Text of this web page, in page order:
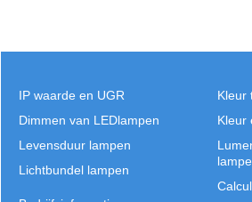
Kleur
Kleur
IP waarde en UGR
Dimmen van LEDlampen
Levensduur lampen
Lichtbundel lampen